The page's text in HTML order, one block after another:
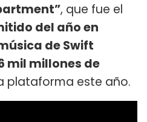
, que fue el
del año en
de Swift
mil millones de
plataforma este año.